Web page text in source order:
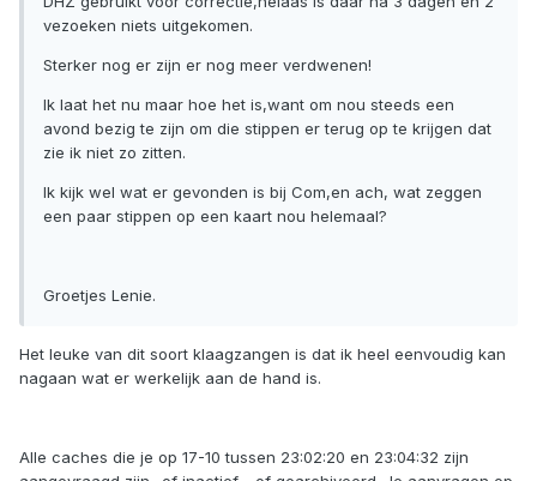
vezoeken niets uitgekomen.
Sterker nog er zijn er nog meer verdwenen!
Ik laat het nu maar hoe het is,want om nou steeds een
avond bezig te zijn om die stippen er terug op te krijgen dat
zie ik niet zo zitten.
Ik kijk wel wat er gevonden is bij Com,en ach, wat zeggen
een paar stippen op een kaart nou helemaal?
Groetjes Lenie.
Het leuke van dit soort klaagzangen is dat ik heel eenvoudig kan
nagaan wat er werkelijk aan de hand is.
Alle caches die je op 17-10 tussen 23:02:20 en 23:04:32 zijn